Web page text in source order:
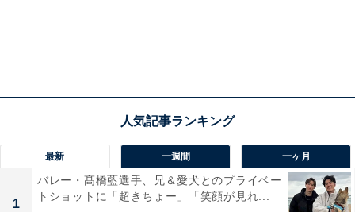
最新 一週間 一ヶ月
1
バレー・髙橋藍選手、兄＆愛犬とのプライベー
トショットに「超きちょー」「笑顔が見れ...